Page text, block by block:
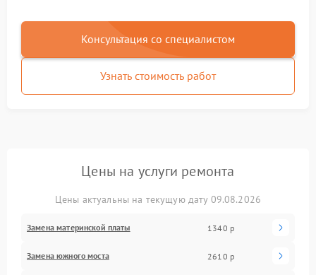
Консультация со специалистом
Узнать стоимость работ
Цены на услуги ремонта
Цены актуальны на текущую дату 09.08.2026
Замена материнской платы 1340 р
Замена южного моста 2610 р